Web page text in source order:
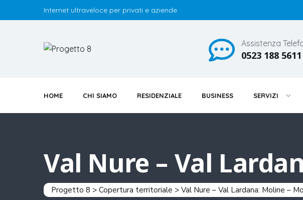
Internet ultraveloce per privati e aziende.
Assistenza
0523 188 5611
HOME CHI SIAMO RESIDENZIALE BUSINESS SERVIZI
Val Nure – Val
Progetto 8 > Copertura territoriale > Val Nure – Val Lardana: Moline –